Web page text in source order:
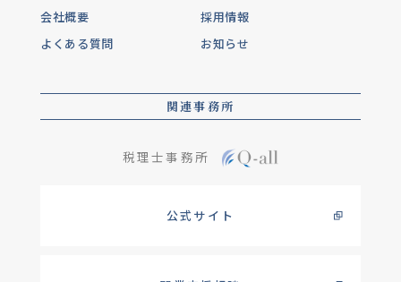
会社概要
採用情報
よくある質問
お知らせ
関連事務所
税理士事務所
公式サイト